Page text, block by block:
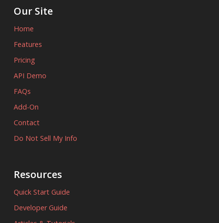
Our Site
Home
Features
Pricing
API Demo
FAQs
Add-On
Contact
Do Not Sell My Info
Resources
Quick Start Guide
Developer Guide